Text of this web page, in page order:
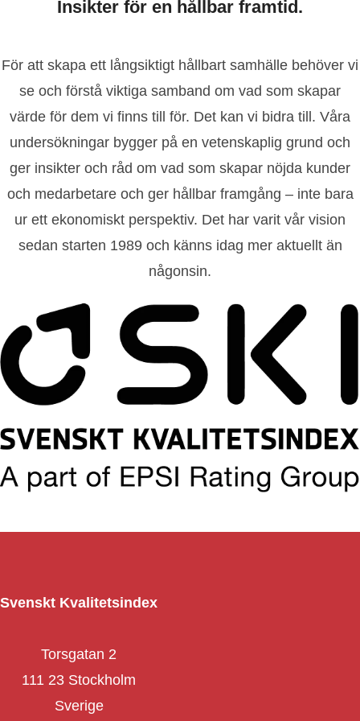
Insikter för en hållbar framtid.
För att skapa ett långsiktigt hållbart samhälle behöver vi
se och förstå viktiga samband om vad som skapar
värde för dem vi finns till för. Det kan vi bidra till. Våra
undersökningar bygger på en vetenskaplig grund och
ger insikter och råd om vad som skapar nöjda kunder
och medarbetare och ger hållbar framgång – inte bara
ur ett ekonomiskt perspektiv. Det har varit vår vision
sedan starten 1989 och känns idag mer aktuellt än
någonsin.
Svenskt Kvalitetsindex
Torsgatan 2
111 23 Stockholm
Sverige